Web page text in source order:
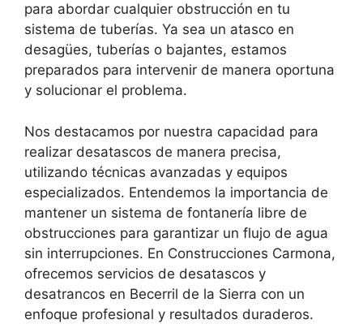
para abordar cualquier obstrucción en tu
sistema de tuberías. Ya sea un atasco en
desagües, tuberías o bajantes, estamos
preparados para intervenir de manera oportuna
y solucionar el problema.
Nos destacamos por nuestra capacidad para
realizar desatascos de manera precisa,
utilizando técnicas avanzadas y equipos
especializados. Entendemos la importancia de
mantener un sistema de fontanería libre de
obstrucciones para garantizar un flujo de agua
sin interrupciones. En Construcciones Carmona,
ofrecemos servicios de desatascos y
desatrancos en Becerril de la Sierra con un
enfoque profesional y resultados duraderos.